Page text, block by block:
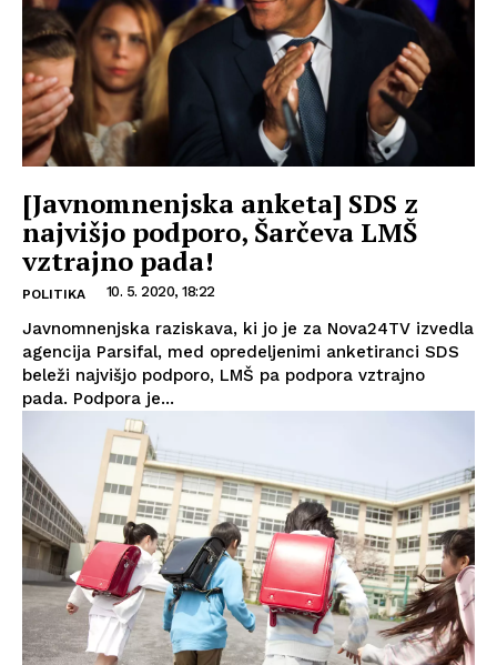
[Javnomnenjska anketa] SDS z
najvišjo podporo, Šarčeva LMŠ
vztrajno pada!
POLITIKA 10. 5. 2020, 18:22
Javnomnenjska raziskava, ki jo je za Nova24TV izvedla
agencija Parsifal, med opredeljenimi anketiranci SDS
beleži najvišjo podporo, LMŠ pa podpora vztrajno
pada. Podpora je...